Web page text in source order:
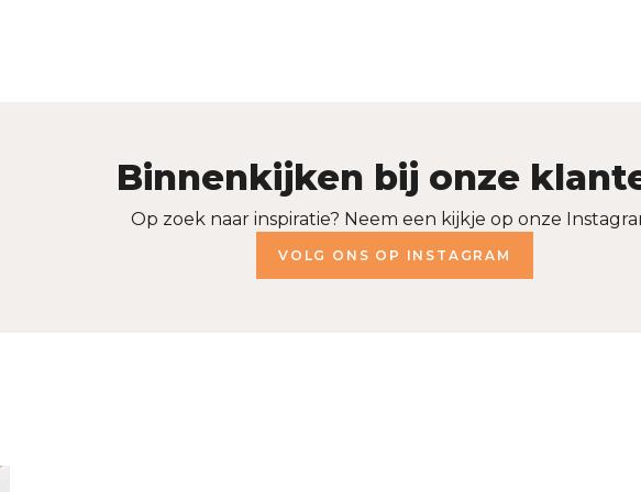
Binnenkijken bij onze
Op zoek naar inspiratie? Neem een kijkje op onze
VOLG ONS OP INSTAGRAM